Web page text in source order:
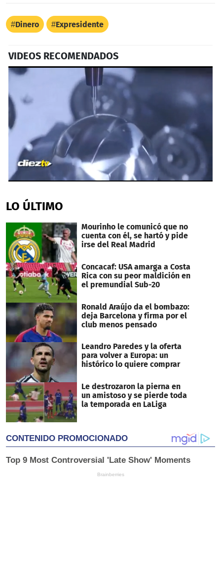
Dinero Expresidente
VIDEOS RECOMENDADOS
of
1
4
seconds
LO ÚLTIMO
Mourinho le comunicó que no
cuenta con él, se hartó y pide
irse del Real Madrid
Concacaf: USA amarga a Costa
Rica con su peor maldición en
el premundial Sub-20
Ronald Araújo da el bombazo:
deja Barcelona y firma por el
club menos pensado
Leandro Paredes y la oferta
para volver a Europa: un
histórico lo quiere comprar
Le destrozaron la pierna en
un amistoso y se pierde toda
la temporada en LaLiga